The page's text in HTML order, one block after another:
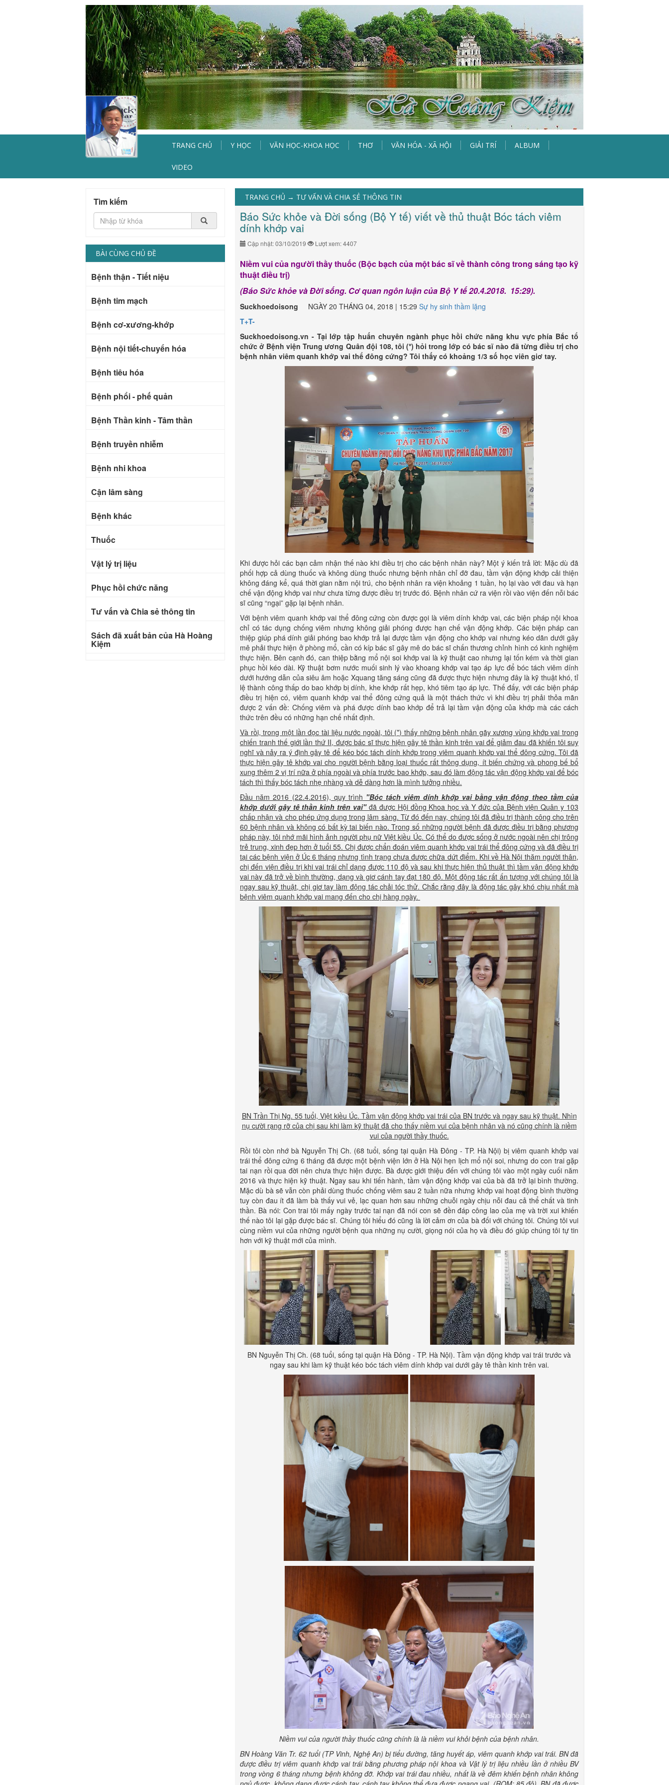
TRANG CHỦ Y HỌC VĂN HỌC-KHOA HỌC THƠ VĂN HÓA - XÃ HỘI GIẢI TRÍ ALBUM
VIDEO
TRANG CHỦ → TƯ VẤN VÀ CHIA SẺ THÔNG TIN
Báo Sức khỏe và Đời sống (Bộ Y tế) viết về thủ thuật Bóc tách viêm
dính khớp vai
Cập nhật: 03/10/2019 Lượt xem: 4407
Niềm vui của người thầy thuốc (Bộc bạch của một bác sĩ về thành công trong sáng tạo kỹ
thuật điều trị)
(Báo Sức khỏe và Đời sống. Cơ quan ngôn luận của Bộ Y tế 20.4.2018. 15:29).
Suckhoedoisong NGÀY 20 THÁNG 04, 2018 | 15:29 Sự hy sinh thầm lặng
T+T-
Suckhoedoisong.vn - Tại lớp tập huấn chuyên ngành phục hồi chức năng khu vực phía Bắc tổ
chức ở Bệnh viện Trung ương Quân đội 108, tôi (*) hỏi trong lớp có bác sĩ nào đã từng điều trị cho
bệnh nhân viêm quanh khớp vai thể đông cứng? Tôi thấy có khoảng 1/3 số học viên giơ tay.
Khi được hỏi các bạn cảm nhận thế nào khi điều trị cho các bệnh nhân này? Một ý kiến trả lời: Mặc dù đã
phối hợp cả dùng thuốc và không dùng thuốc nhưng bệnh nhân chỉ đỡ đau, tầm vận động khớp cải thiện
không đáng kể, quá thời gian nằm nội trú, cho bệnh nhân ra viện khoảng 1 tuần, họ lại vào với đau và hạn
chế vận động khớp vai như chưa từng được điều trị trước đó. Bệnh nhân cứ ra viện rồi vào viện đến nỗi bác
sĩ cũng “ngại” gặp lại bệnh nhân.
Với bệnh viêm quanh khớp vai thể đông cứng còn được gọi là viêm dính khớp vai, các biện pháp nội khoa
chỉ có tác dụng chống viêm nhưng không giải phóng được hạn chế vận động khớp. Các biện pháp can
thiệp giúp phá dính giải phóng bao khớp trả lại được tầm vận động cho khớp vai nhưng kéo dãn dưới gây
mê phải thực hiện ở phòng mổ, cần có kíp bác sĩ gây mê do bác sĩ chấn thương chỉnh hình có kinh nghiệm
thực hiện. Bên cạnh đó, can thiệp bằng mổ nội soi khớp vai là kỹ thuật cao nhưng lại tốn kém và thời gian
phục hồi kéo dài. Kỹ thuật bơm nước muối sinh lý vào khoang khớp vai tạo áp lực để bóc tách viêm dính
dưới hướng dẫn của siêu âm hoặc Xquang tăng sáng cũng đã được thực hiện nhưng đây là kỹ thuật khó, tỉ
lệ thành công thấp do bao khớp bị dính, khe khớp rất hẹp, khó tiêm tạo áp lực. Thế đấy, với các biện pháp
điều trị hiện có, viêm quanh khớp vai thể đông cứng quả là một thách thức vì khi điều trị phải thỏa mãn
được 2 vấn đề: Chống viêm và phá được dính bao khớp để trả lại tầm vận động của khớp mà các cách
thức trên đều có những hạn chế nhất định.
Và rồi, trong một lần đọc tài liệu nước ngoài, tôi (*) thấy những bệnh nhân gãy xương vùng khớp vai trong
chiến tranh thế giới lần thứ II, được bác sĩ thực hiện gây tê thần kinh trên vai để giảm đau đã khiến tôi suy
nghĩ và nảy ra ý định gây tê để kéo bóc tách dính khớp trong viêm quanh khớp vai thể đông cứng. Tôi đã
thực hiện gây tê khớp vai cho người bệnh bằng loại thuốc rất thông dụng, ít biến chứng và phong bế bổ
xung thêm 2 vị trí nữa ở phía ngoài và phía trước bao khớp, sau đó làm động tác vận động khớp vai để bóc
tách thì thấy bóc tách nhẹ nhàng và dễ dàng hơn là mình tưởng nhiều.
Đầu năm 2016 (22.4.2016), quy trình "Bóc tách viêm dính khớp vai bằng vận động theo tầm của
khớp dưới gây tê thần kinh trên vai"đã được Hội đồng Khoa học và Y đức của Bệnh viện Quân y 103
chấp nhận và cho phép ứng dụng trong lâm sàng. Từ đó đến nay, chúng tôi đã điều trị thành công cho trên
60 bệnh nhân và không có bất kỳ tai biến nào. Trong số những người bệnh đã được điều trị bằng phương
pháp này, tôi nhớ mãi hình ảnh người phụ nữ Việt kiều Úc. Có thể do được sống ở nước ngoài nên chị trông
trẻ trung, xinh đẹp hơn ở tuổi 55. Chị được chẩn đoán viêm quanh khớp vai trái thể đông cứng và đã điều trị
tại các bệnh viện ở Úc 6 tháng nhưng tình trạng chưa được chữa dứt điểm. Khi về Hà Nội thăm người thân,
chị đến viện điều trị khi vai trái chỉ dạng được 110 độ và sau khi thực hiện thủ thuật thì tầm vận động khớp
vai này đã trở về bình thường, dạng và giơ cánh tay đạt 180 độ. Một động tác rất ấn tượng với chúng tôi là
ngay sau kỹ thuật, chị giơ tay làm động tác chải tóc thử. Chắc rằng đây là động tác gây khó chịu nhất mà
bệnh viêm quanh khớp vai mang đến cho chị hàng ngày.
BN Trần Thị Ng. 55 tuổi, Việt kiều Úc. Tầm vận động khớp vai trái của BN trước và ngay sau kỹ thuật. Nhìn
nụ cười rạng rỡ của chị sau khi làm kỹ thuật đã cho thấy niềm vui của bệnh nhân và nó cũng chính là niềm
vui của người thầy thuốc.
Rồi tôi còn nhớ bà Nguyễn Thị Ch. (68 tuổi, sống tại quận Hà Đông - TP. Hà Nội) bị viêm quanh khớp vai
trái thể đông cứng 6 tháng đã được một bệnh viện lớn ở Hà Nội hẹn lịch mổ nội soi, nhưng do con trai gặp
tai nạn rồi qua đời nên chưa thực hiện được. Bà được giới thiệu đến với chúng tôi vào một ngày cuối năm
2016 và thực hiện kỹ thuật. Ngay sau khi tiến hành, tầm vận động khớp vai của bà đã trở lại bình thường.
Mặc dù bà sẽ vẫn còn phải dùng thuốc chống viêm sau 2 tuần nữa nhưng khớp vai hoạt động bình thường
tuy còn đau ít đã làm bà thấy vui vẻ, lạc quan hơn sau những chuỗi ngày chịu nỗi đau cả thể chất và tinh
thần. Bà nói: Con trai tôi mấy ngày trước tai nạn đã nói con sẽ đền đáp công lao của mẹ và trời xui khiến
thế nào tôi lại gặp được bác sĩ. Chúng tôi hiểu đó cũng là lời cảm ơn của bà đối với chúng tôi. Chúng tôi vui
cùng niềm vui của những người bệnh qua những nụ cười, giọng nói của họ và điều đó giúp chúng tôi tự tin
hơn với kỹ thuật mới của mình.
BN Nguyễn Thị Ch. (68 tuổi, sống tại quận Hà Đông - TP. Hà Nội). Tầm vận động khớp vai trái trước và
ngay sau khi làm kỹ thuật kéo bóc tách viêm dính khớp vai dưới gây tê thần kinh trên vai.
Niềm vui của người thầy thuốc cũng chính là là niềm vui khỏi bệnh của bệnh nhân.
BN Hoàng Văn Tr. 62 tuổi (TP Vinh, Nghệ An) bị tiểu đường, tăng huyết áp, viêm quanh khớp vai trái. BN đã
được điều trị viêm quanh khớp vai trái bằng phương pháp nội khoa và Vật lý trị liệu nhiều lần ở nhiều BV
trong vòng 6 tháng nhưng bệnh không đỡ. Khớp vai trái đau nhiều, nhất là về đêm khiến bệnh nhân không
Tìm kiếm
BÀI CÙNG CHỦ ĐỀ
Bệnh thận - Tiết niệu
Bệnh tim mạch
Bệnh cơ-xương-khớp
Bệnh nội tiết-chuyển hóa
Bệnh tiêu hóa
Bệnh phổi - phế quản
Bệnh Thần kinh - Tâm thần
Bệnh truyền nhiễm
Bệnh nhi khoa
Cận lâm sàng
Bệnh khác
Thuốc
Vật lý trị liệu
Phục hồi chức năng
Tư vấn và Chia sẻ thông tin
Sách đã xuất bản của Hà Hoàng
Kiệm